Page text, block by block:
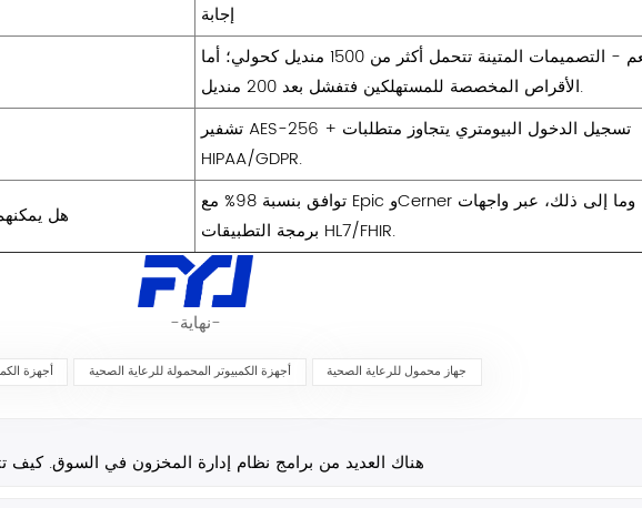
إجابة
نعم - التصميمات المتينة تتحمل أكثر من 1500 منديل كحولي؛ أما
الأقراص المخصصة للمستهلكين فتفشل بعد 200 منديل.
تشفير AES-256 + تسجيل الدخول البيومتري يتجاوز متطلبات
HIPAA/GDPR.
هل
توافق بنسبة 98% مع Epic وCerner وما إلى ذلك، عبر واجهات
برمجة التطبيقات HL7/FHIR.
-نهاية-
أجهزة أجهزة الكمبيوتر المحمولة للرعاية الصحية جهاز محمول للرعاية الصحية
هناك العديد من برامج نظام إدارة المخزون في السوق. كيف